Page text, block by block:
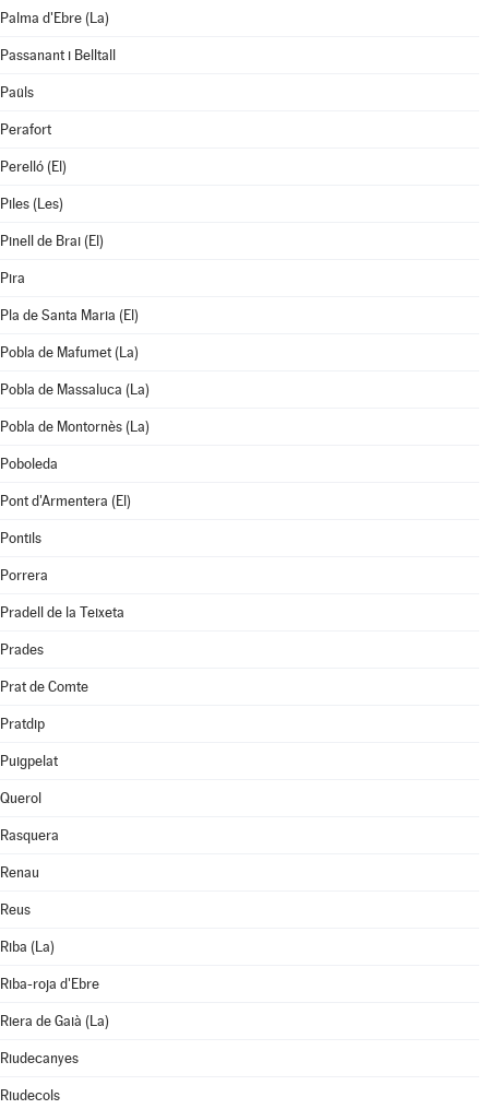
Palma d'Ebre (La)
Passanant i Belltall
Paüls
Perafort
Perelló (El)
Piles (Les)
Pinell de Brai (El)
Pira
Pla de Santa Maria (El)
Pobla de Mafumet (La)
Pobla de Massaluca (La)
Pobla de Montornès (La)
Poboleda
Pont d'Armentera (El)
Pontils
Porrera
Pradell de la Teixeta
Prades
Prat de Comte
Pratdip
Puigpelat
Querol
Rasquera
Renau
Reus
Riba (La)
Riba-roja d'Ebre
Riera de Gaià (La)
Riudecanyes
Riudecols